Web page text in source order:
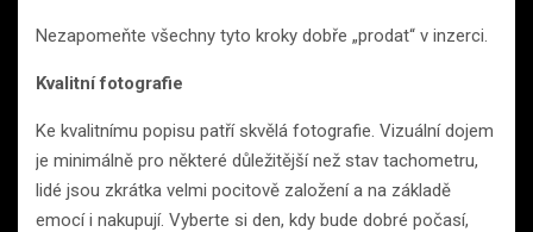
Nezapomeňte všechny tyto kroky dobře „prodat“ v inzerci.
Kvalitní fotografie
Ke kvalitnímu popisu patří skvělá fotografie. Vizuální dojem
je minimálně pro některé důležitější než stav tachometru,
lidé jsou zkrátka velmi pocitově založení a na základě
emocí i nakupují. Vyberte si den, kdy bude dobré počasí,